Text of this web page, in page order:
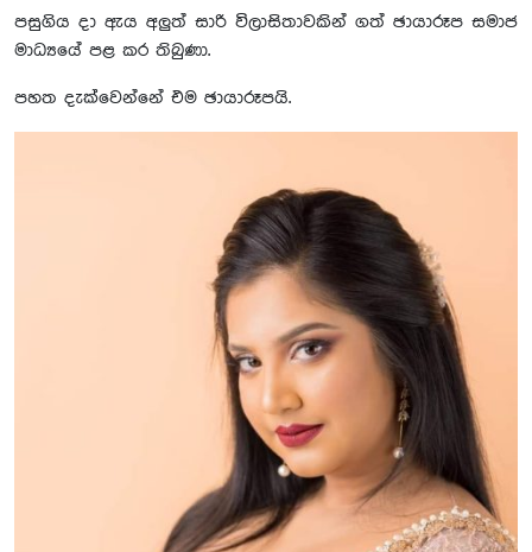
පසුගිය දා ඇය අලුත් සාරි විලාසිතාවකින් ගත් ඡායාරූප සමාජ
මාධ්‍යයේ පළ කර තිබුණා.
පහත දැක්වෙන්නේ එම ඡායාරූපයි.